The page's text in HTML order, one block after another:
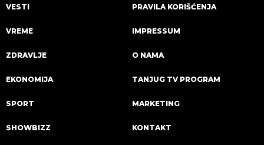
VESTI
VREME
ZDRAVLJE
EKONOMIJA
SPORT
SHOWBIZZ
PRAVILA KORIŠĆENJA
IMPRESSUM
O NAMA
TANJUG TV PROGRAM
MARKETING
KONTAKT